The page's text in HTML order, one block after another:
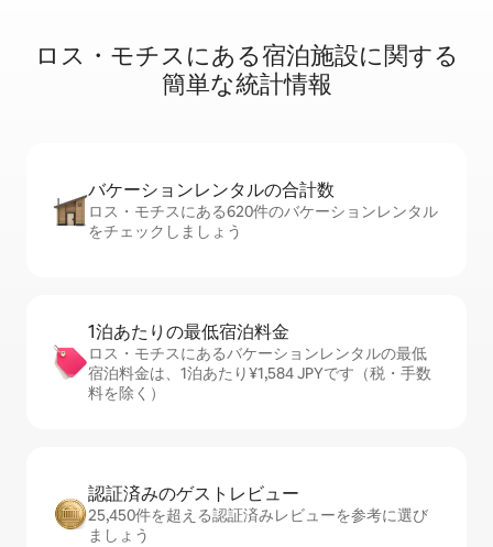
ロス・モチスに⁠あ⁠る宿⁠泊⁠施⁠設⁠に関⁠す⁠る
簡⁠単⁠な統⁠計⁠情⁠報
バケーションレ⁠ン⁠タ⁠ル⁠の合⁠計⁠数
ロス・モチスにある620件のバケーションレンタル
をチェックしましょう
1泊あたりの最⁠低⁠宿⁠泊⁠料⁠金
ロス・モチスにあるバケーションレンタルの最低
宿泊料金は、1泊あたり¥1,584 JPYです（税・手数
料を除く）
認証済みのゲ⁠ス⁠ト⁠レ⁠ビ⁠ュ⁠ー
25,450件を超える認証済みレビューを参考に選び
ましょう